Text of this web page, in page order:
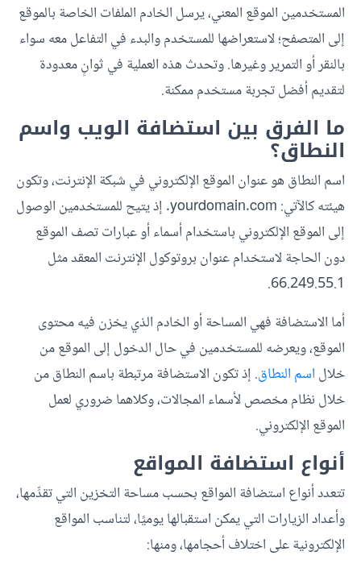
المستخدمين الموقع المعني، يرسل الخادم الملفات الخاصة بالموقع
إلى المتصفح؛ لاستعراضها للمستخدم والبدء في التفاعل معه سواء
بالنقر أو التمرير وغيرها. وتحدث هذه العملية في ثوانٍ معدودة
لتقديم أفضل تجربة مستخدم ممكنة.
ما الفرق بين استضافة الويب واسم
النطاق؟
اسم النطاق هو عنوان الموقع الإلكتروني في شبكة الإنترنت، وتكون
هيئته كالآتي: yourdomain.com. إذ يتيح للمستخدمين الوصول
إلى الموقع الإلكتروني باستخدام أسماء أو عبارات تصف الموقع
دون الحاجة لاستخدام عنوان بروتوكول الإنترنت المعقد مثل
66.249.55.1.
أما الاستضافة فهي المساحة أو الخادم الذي يخزن فيه محتوى
الموقع، ويعرضه للمستخدمين في حال الدخول إلى الموقع من
خلال اسم النطاق. إذ تكون الاستضافة مرتبطة باسم النطاق من
خلال نظام مخصص لأسماء المجالات، وكلاهما ضروري لعمل
الموقع الإلكتروني.
أنواع استضافة المواقع
تتعدد أنواع استضافة المواقع بحسب مساحة التخزين التي تقدِّمها،
وأعداد الزيارات التي يمكن استقبالها يوميًا، لتناسب المواقع
الإلكترونية على اختلاف أحجامها، ومنها: